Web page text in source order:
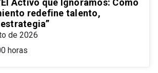
Activo que Ignoramos: Cómo
redefine talento,
de 2026
horas